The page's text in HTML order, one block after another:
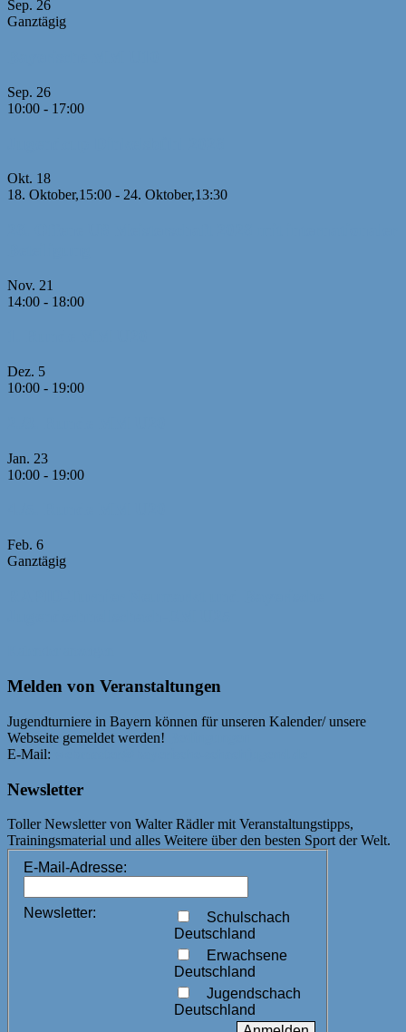
Sep. 26
Ganztägig
Sep. 26
10:00 - 17:00
Okt. 18
18. Oktober,15:00 - 24. Oktober,13:30
Nov. 21
14:00 - 18:00
Dez. 5
10:00 - 19:00
Jan. 23
10:00 - 19:00
Feb. 6
Ganztägig
Melden von Veranstaltungen
Jugendturniere in Bayern können für unseren Kalender/ unsere
Webseite gemeldet werden!
E-Mail:
Newsletter
Toller Newsletter von Walter Rädler mit Veranstaltungstipps,
Trainingsmaterial und alles Weitere über den besten Sport der Welt.
E-Mail-Adresse:
Newsletter:
Schulschach
Deutschland
Erwachsene
Deutschland
Jugendschach
Deutschland